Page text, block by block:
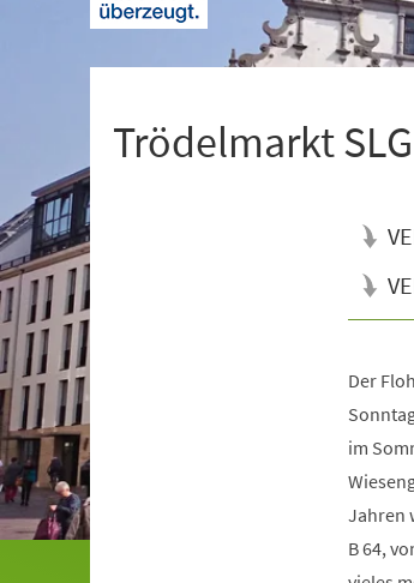
Trödelmarkt
Der
im
Jahren
B 64,